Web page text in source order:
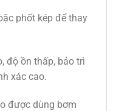
phốt kép để thay
độ ồn thấp, bảo trì
xác cao.
được dùng bơm